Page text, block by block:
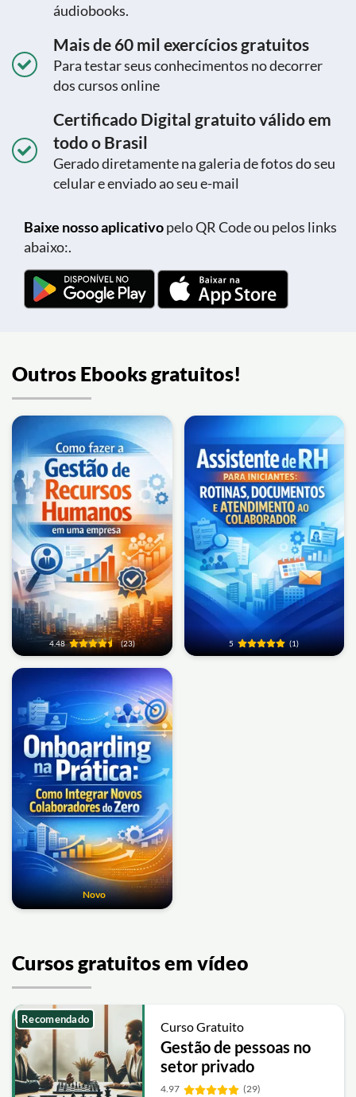
áudiobooks.
Mais de 60 mil exercícios gratuitos
Para testar seus conhecimentos no decorrer
dos cursos online
Certificado Digital gratuito válido em
todo o Brasil
Gerado diretamente na galeria de fotos do seu
celular e enviado ao seu e-mail
Baixe nosso aplicativopelo QR Code ou pelos links
abaixo:.
Outros Ebooks gratuitos!
4.48 (23) 5 (1)
Novo
Cursos gratuitos em vídeo
Curso Gratuito
Gestão de pessoas no
setor privado
4.97 (29)
Recomendado